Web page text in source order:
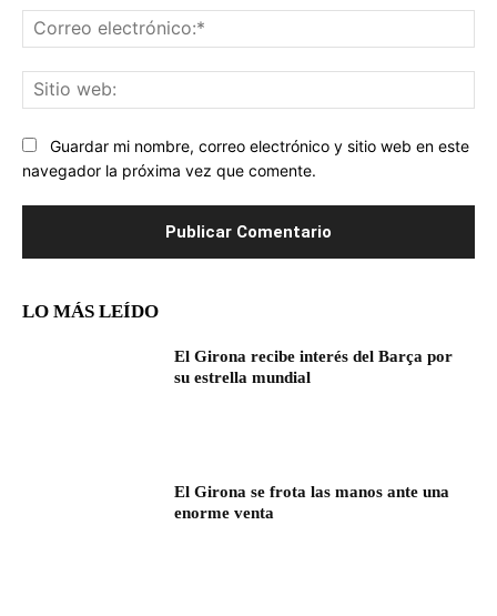
Guardar mi nombre, correo electrónico y sitio web en este
navegador la próxima vez que comente.
LO MÁS LEÍDO
El Girona recibe interés del Barça por
su estrella mundial
El Girona se frota las manos ante una
enorme venta